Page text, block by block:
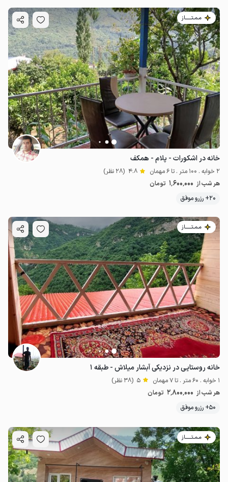
مـمـتــــــاز
خانه در اشکورات - پلام - همکف
2 خوابه . 100 متر . تا 6 مهمان 4.8 (28 نظر)
هر شب از 1٬600٬000 تومان
20+ رزرو موفق
مـمـتــــــاز
خانه روستایی در نزدیکی آبشار میلاش - طبقه ۱
1 خوابه . 60 متر . تا 7 مهمان 5 (38 نظر)
هر شب از 2٬800٬000 تومان
50+ رزرو موفق
مـمـتــــــاز